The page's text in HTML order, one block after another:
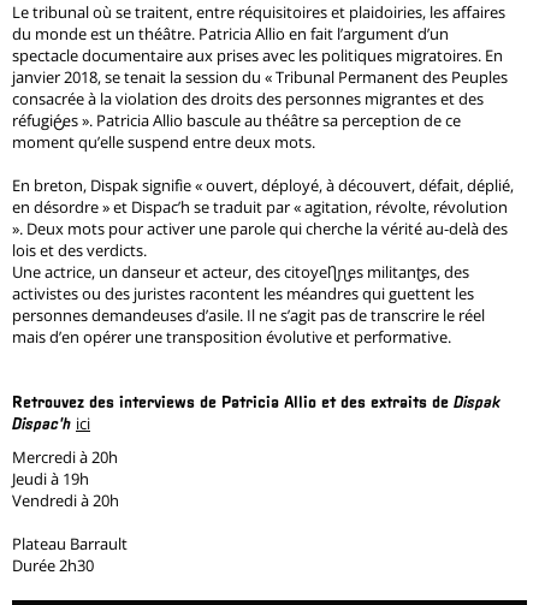
Le tribunal où se traitent, entre réquisitoires et plaidoiries, les affaires
du monde est un théâtre. Patricia Allio en fait l’argument d’un
spectacle documentaire aux prises avec les politiques migratoires. En
janvier 2018, se tenait la session du « Tribunal Permanent des Peuples
consacrée à la violation des droits des personnes migrantes et des
réfugié·es ». Patricia Allio bascule au théâtre sa perception de ce
moment qu’elle suspend entre deux mots.
En breton, Dispak signifie « ouvert, déployé, à découvert, défait, déplié,
en désordre » et Dispac’h se traduit par « agitation, révolte, révolution
». Deux mots pour activer une parole qui cherche la vérité au-delà des
lois et des verdicts.
Une actrice, un danseur et acteur, des citoyen·nes militant·es, des
activistes ou des juristes racontent les méandres qui guettent les
personnes demandeuses d’asile. Il ne s’agit pas de transcrire le réel
mais d’en opérer une transposition évolutive et performative.
Retrouvez des interviews de Patricia Allio et des extraits de Dispak
Dispac'h ici
Mercredi à 20h
Jeudi à 19h
Vendredi à 20h
Plateau Barrault
Durée 2h30